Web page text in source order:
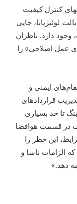
کنترل کیفیت
لوئیزیانا، جایی
دارد. ناظران
عمل اصلاحی» را
ایمنی و
قراردادهای
تا حد بسیاری
در قسمت هوافضا
این خطر را
الزامات ناسا و
دهد.»